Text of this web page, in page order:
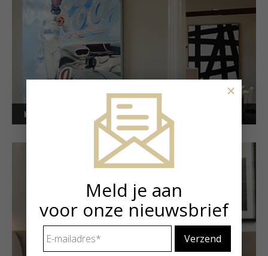
Kunstuitleen voor bedrijven
Meld je aan
voor onze nieuwsbrief
mailadres *
×